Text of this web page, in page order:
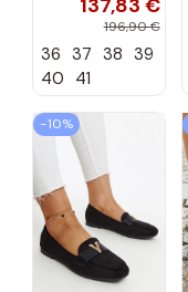
siūlėmis, pilies
tipo, Artiker
spalvos
196,90 €
36 37 38 39
40 41
−10%